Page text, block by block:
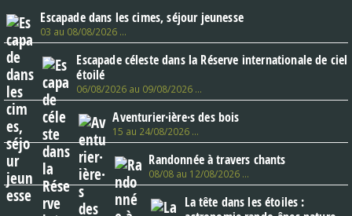
Escapade dans les cimes, séjour jeunesse
03 au 08/08/2026 …
Escapade céleste dans la Réserve internationale de ciel
étoilé
06/08/2026 au 09/08/2026 …
Aventurier·ière·s des bois
15 au 24/08/2026 …
Randonnée à travers chants
08/08 au 12/08/2026 …
La tête dans les étoiles :